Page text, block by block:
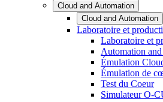
Cloud and Automation
Cloud and Automation
Laboratoire et
Laboratoire et
Automation
Émulation
Émulation de
Test du Coeur
Simulateur O-